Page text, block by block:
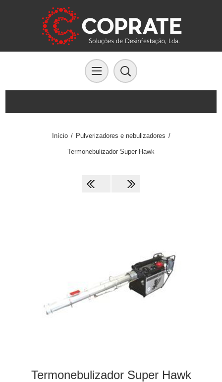
Início / Pulverizadores e nebulizadores /
Termonebulizador Super Hawk
Termonebulizador Super Hawk